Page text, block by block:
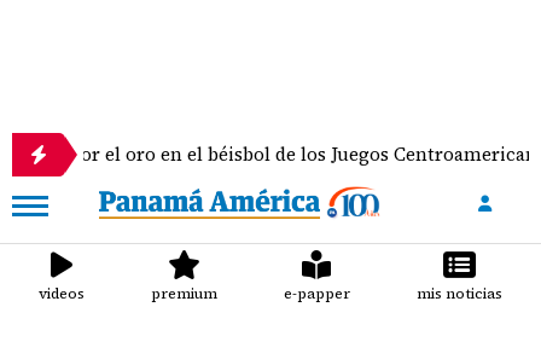
el oro en el béisbol de los Juegos Centroamericanos y del
videos premium e-papper mis noticias